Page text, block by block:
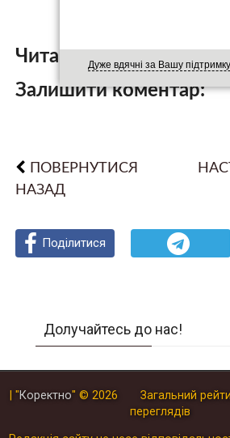
Дуже вдячні за Вашу
Читайте також:
Залишити коментар:
ПОВЕРНУТИСЯ
НАЗАД
Поділитися
Поділитися
Долучайтесь до нас!
| "Коректно" © 2026 Загальний
переглядів